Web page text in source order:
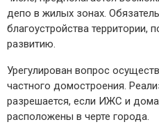
депо в жилых зонах.
благоустройства
развитию.
Урегулирован вопрос
частного домостроения.
разрешается, если ИЖС и
расположены в черте города.